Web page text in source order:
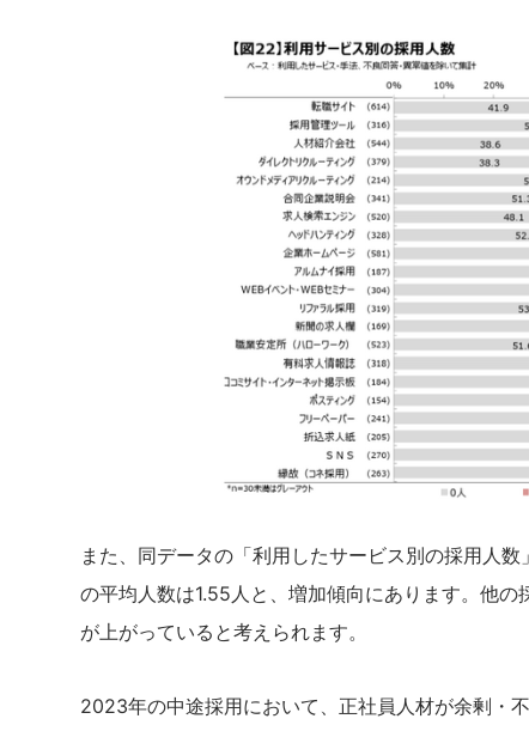
また、同データの「利用したサービス別の採用人
の平均人数は1.55人と、増加傾向にあります。他
が上がっていると考えられます。
2023年の中途採用において、正社員人材が余剰・